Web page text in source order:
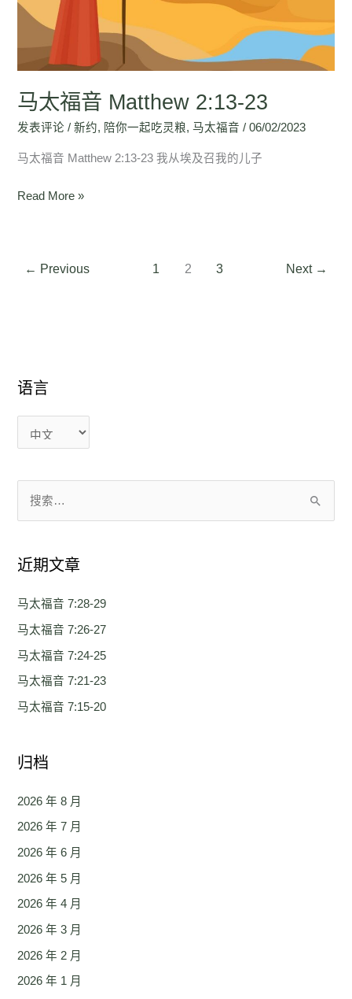
马太福音 Matthew 2:13-23
发表评论 /新约, 陪你一起吃灵粮,马太福音 /06/02/2023
马太福音 Matthew 2:13-23 我从埃及召我的儿子
2:13-
Read More »
← Previous 1 2 3 Next →
语言
语
近期文章
马太福音 7:28-29
马太福音 7:26-27
马太福音 7:24-25
马太福音 7:21-23
马太福音 7:15-20
归档
2026 年 8 月
2026 年 7 月
2026 年 6 月
2026 年 5 月
2026 年 4 月
2026 年 3 月
2026 年 2 月
2026 年 1 月
语